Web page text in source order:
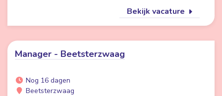
Bekijk vacature
Manager - Beetsterzwaag
Nog 16 dagen
Beetsterzwaag